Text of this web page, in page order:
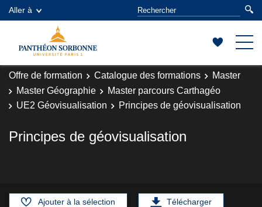
Aller à
Offre de formation Catalogue des formations
Master
Master Géographie
Master parcours Carthagéo
UE2 Géovisualisation
Principes de géovisualisation
Principes de géovisualisation
Ajouter à la sélection Télécharger